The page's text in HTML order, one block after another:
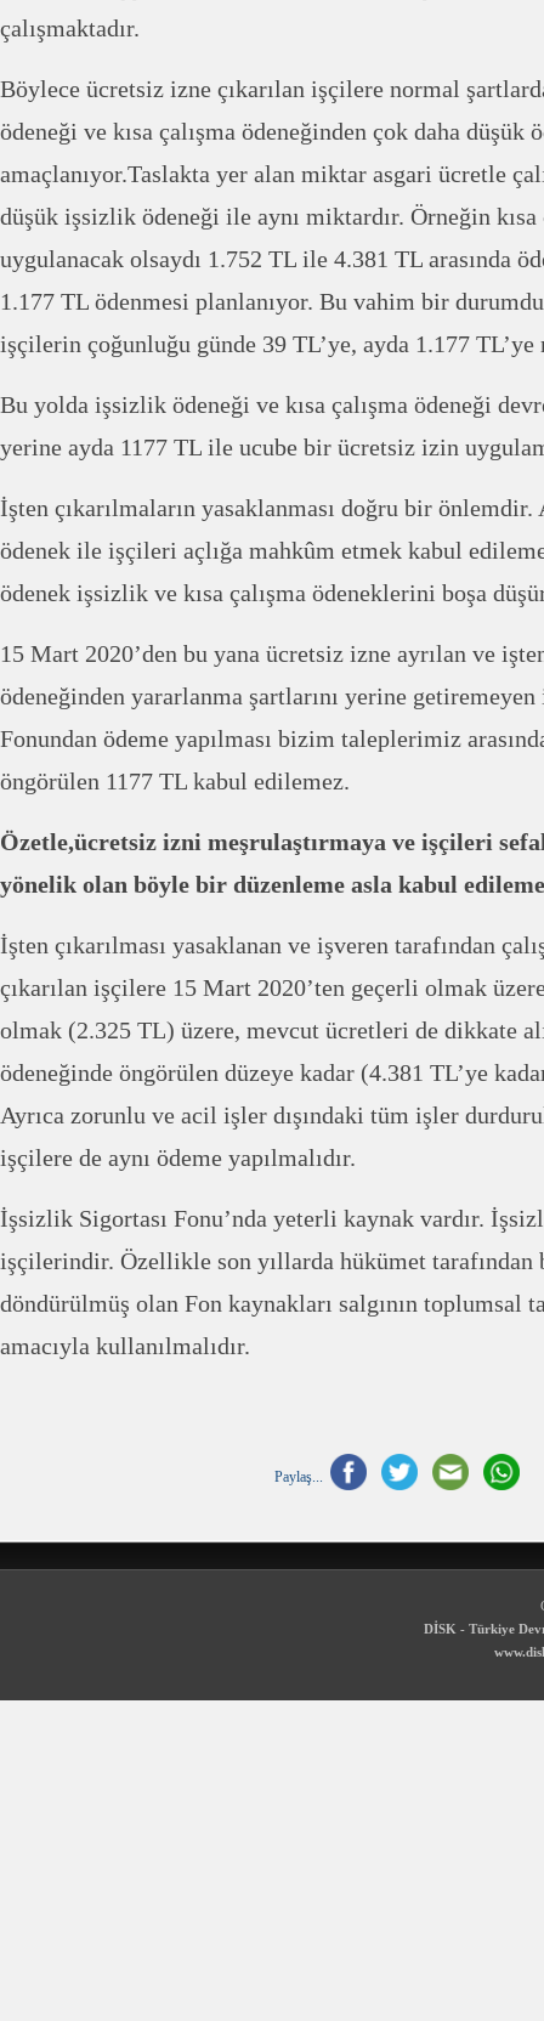
çalışmaktadır.
Böylece ücretsiz izne çıkarılan işçilere normal
ödeneği ve kısa çalışma ödeneğinden çok daha düşük
amaçlanıyor.Taslakta yer alan miktar asgari ücretle
düşük işsizlik ödeneği ile aynı miktardır. Örneğin kısa
uygulanacak olsaydı 1.752 TL ile 4.381 TL arasında
1.177 TL ödenmesi planlanıyor. Bu vahim bir
işçilerin çoğunluğu günde 39 TL’ye, ayda 1.177
Bu yolda işsizlik ödeneği ve kısa çalışma ödeneği
yerine ayda 1177 TL ile ucube bir ücretsiz izin
İşten çıkarılmaların yasaklanması doğru bir
ödenek ile işçileri açlığa mahkûm etmek kabul
ödenek işsizlik ve kısa çalışma ödeneklerini boşa
15 Mart 2020’den bu yana ücretsiz izne ayrılan ve
ödeneğinden yararlanma şartlarını yerine
Fonundan ödeme yapılması bizim taleplerimiz
öngörülen 1177 TL kabul edilemez.
Özetle,ücretsiz izni meşrulaştırmaya ve işçileri
yönelik olan böyle bir düzenleme asla kabul
İşten çıkarılması yasaklanan ve işveren tarafından
çıkarılan işçilere 15 Mart 2020’ten geçerli olmak
olmak (2.325 TL) üzere, mevcut ücretleri de dikkate
ödeneğinde öngörülen düzeye kadar (4.381 TL’ye
Ayrıca zorunlu ve acil işler dışındaki tüm işler
işçilere de aynı ödeme yapılmalıdır.
İşsizlik Sigortası Fonu’nda yeterli kaynak vardır.
işçilerindir. Özellikle son yıllarda hükümet tarafından
döndürülmüş olan Fon kaynakları salgının toplumsal
amacıyla kullanılmalıdır.
Paylaş...
DİSK - Türkiye